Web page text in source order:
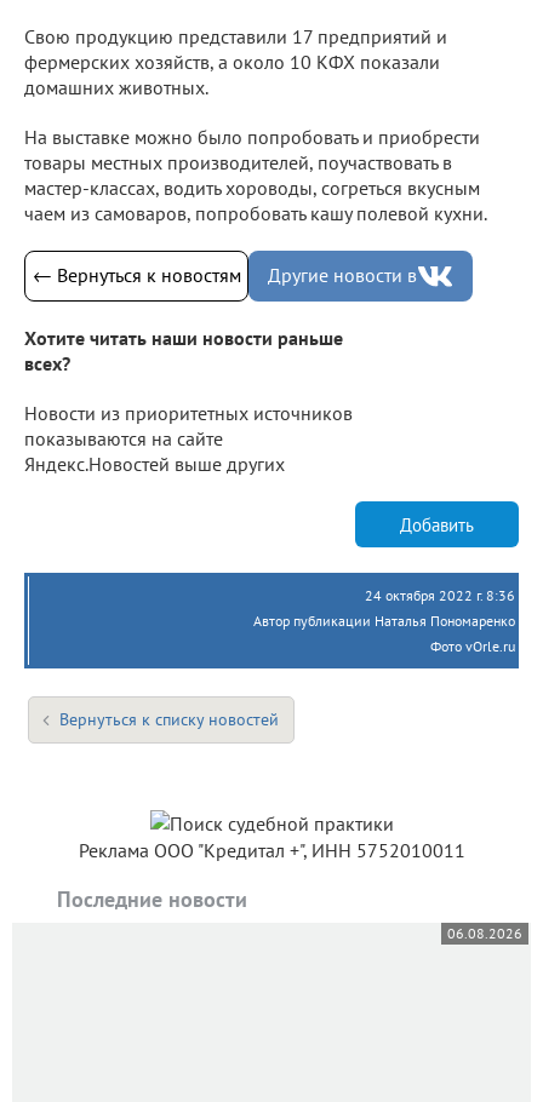
Свою продукцию представили 17 предприятий и
фермерских хозяйств, а около 10 КФХ показали
домашних животных.
На выставке можно было попробовать и приобрести
товары местных производителей, поучаствовать в
мастер-классах, водить хороводы, согреться вкусным
чаем из самоваров, попробовать кашу полевой кухни.
← Вернуться к новостям Другие новости в
Хотите читать наши новости раньше
всех?
Новости из приоритетных источников
показываются на сайте
Яндекс.Новостей выше других
Добавить
24 октября 2022 г. 8:36
Автор публикации Наталья Пономаренко
Фото vOrle.ru
Вернуться к списку новостей
Реклама ООО "Кредитал +", ИНН 5752010011
Последние новости
06.08.2026